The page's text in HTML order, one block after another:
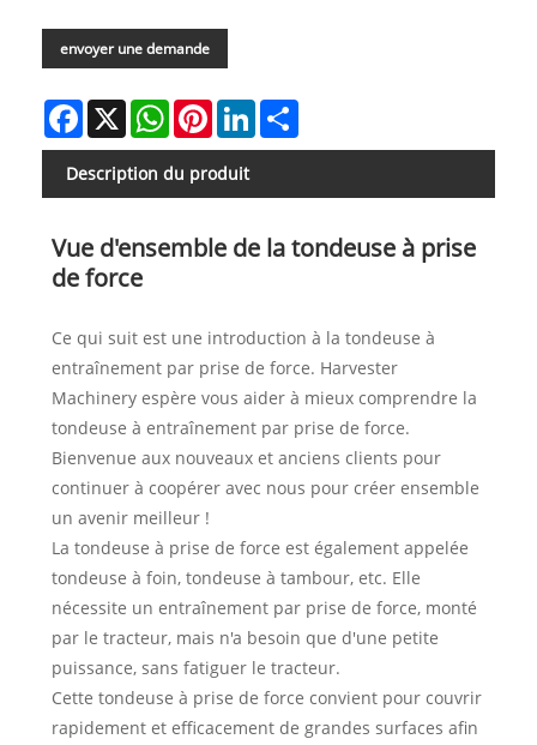
envoyer une demande
Facebook
X WhatsAppPinterestLinkedIn
Description du produit
Vue d'ensemble de la tondeuse à prise
de force
Ce qui suit est une introduction à la tondeuse à
entraînement par prise de force. Harvester
Machinery espère vous aider à mieux comprendre la
tondeuse à entraînement par prise de force.
Bienvenue aux nouveaux et anciens clients pour
continuer à coopérer avec nous pour créer ensemble
un avenir meilleur !
La tondeuse à prise de force est également appelée
tondeuse à foin, tondeuse à tambour, etc. Elle
nécessite un entraînement par prise de force, monté
par le tracteur, mais n'a besoin que d'une petite
puissance, sans fatiguer le tracteur.
Cette tondeuse à prise de force convient pour couvrir
rapidement et efficacement de grandes surfaces afin